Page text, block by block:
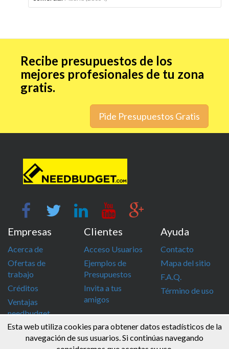
Recibe presupuestos de los
mejores profesionales de tu zona
gratis.
Pide Presupuestos Gratis
Esta web utiliza cookies para obtener datos estadísticos de la
navegación de sus usuarios. Si continúas navegando
Empresas
Acerca de
Ofertas de
trabajo
Créditos
Ventajas
needbudget
Clientes
Acceso Usuarios
Ejemplos de
Presupuestos
Invita a tus
amigos
Ayuda
Contacto
Mapa del sitio
F.A.Q.
Término de uso
info@needbudget.com
968 862 247